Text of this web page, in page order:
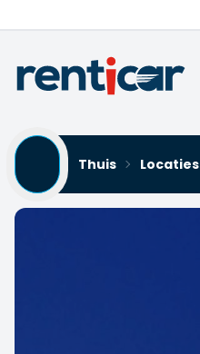
Thuis
Locaties